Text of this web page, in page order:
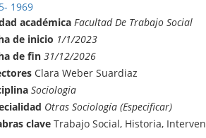
1969
académica Facultad De Trabajo Social
de inicio 1/1/2023
de fin 31/12/2026
Clara Weber Suardiaz
Sociologia
Otras Sociología (Especificar)
clave Trabajo Social, Historia,